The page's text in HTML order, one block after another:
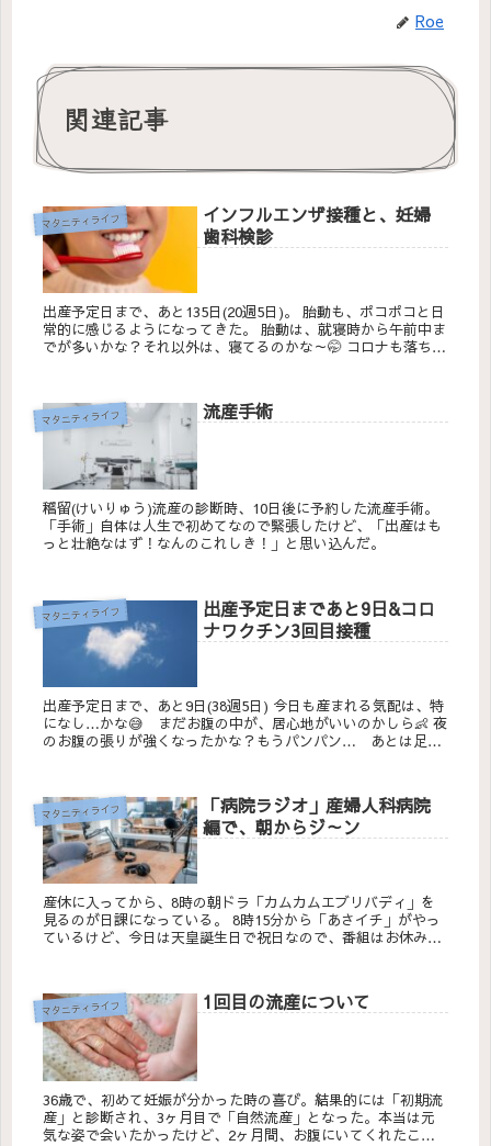
Roe
関連記事
マタニティライフ
インフルエンザ接種と、妊婦
歯科検診
出産予定日まで、あと135日(20週5日)。 胎動も、ポコポコと日
常的に感じるようになってきた。 胎動は、就寝時から午前中ま
でが多いかな？それ以外は、寝てるのかな～🤭 コロナも落ち着
マタニティライフ 流産手術
稽留(けいりゅう)流産の診断時、10日後に予約した流産手術。
「手術」自体は人生で初めてなので緊張したけど、「出産はも
っと壮絶なはず！なんのこれしき！」と思い込んだ。
マタニティライフ
出産予定日まであと9日&コロ
ナワクチン3回目接種
出産予定日まで、あと9日(38週5日) 今日も産まれる気配は、特
になし…かな😅 まだお腹の中が、居心地がいいのかしら👶 夜
のお腹の張りが強くなったかな？もうパンパン… あとは足の
マタニティライフ
「病院ラジオ」産婦人科病院
編で、朝からジ～ン
産休に入ってから、8時の朝ドラ「カムカムエブリバディ」を
見るのが日課になっている。 8時15分から「あさイチ」がやっ
ているけど、今日は天皇誕生日で祝日なので、番組はお休みみ
マタニティライフ 1回目の流産について
36歳で、初めて妊娠が分かった時の喜び。結果的には「初期流
産」と診断され、3ヶ月目で「自然流産」となった。本当は元
気な姿で会いたかったけど、2ヶ月間、お腹にいてくれたこと